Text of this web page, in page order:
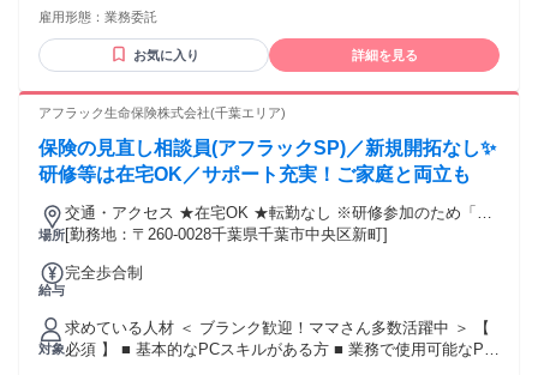
50％以上 ＊副業･WワークOK ＊40代以上も応募可、50代以上
に自信がない方もお気軽にお問合せください 【 あれば歓迎
】 ■ オフィスワーク（ホワイトカラー）のご経験 ■ カスタマ
ーサービス･サポート（BtoC事業）のご経験 ■ 営業事務･内勤
営業のご経験 ■ 金融･保険業界のご経験 ❯❯❯ こんな方にピ
しながら自由に働きたい ✅ 人と関わる仕事がしたい ✅ 自宅
でできる仕事を探している ✅ 前職の経験を活かせる仕事がし
＿.＿.＿.＿.＿.＿.＿.＿ ・保険プランナー ・ライフプランナー
・ファイナンシャルプランナー（FP） ・保険セールス、保険
代理店営業 ・生保営業、生命保険セールス ・フリーエージェ
立 ・飛び込み営業なし ・新規開拓なし ・友人勧誘なし、家
族勧誘なし ＊未経験･初心者OK ＊経験者歓迎･有資格者歓迎
雇用形態： 業務委託
お気に入り 詳細を見る
アフラック生命保険株式会社(千葉エリア)
保険の見直し相談員(アフラックSP)／新規開拓なし✨
研修等は在宅OK／サポート充実！ご家庭と両立も
場所
交通・アクセス ★在宅OK ★転勤なし ※研修参加のため「新
宿区西新宿」への出社あり
[勤務地：〒260-0028千葉県千葉市中央区新町]
給与
完全歩合制
対象
求めている人材 ＜ ブランク歓迎！ママさん多数活躍中 ＞ 【
必須 】 ■ 基本的なPCスキルがある方 ■ 業務で使用可能なPC